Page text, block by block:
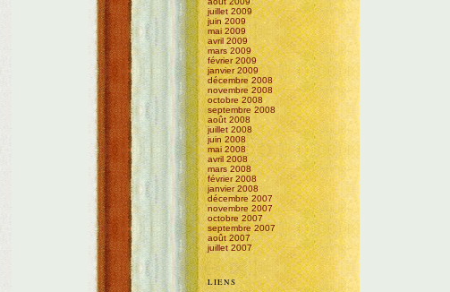
juillet 2009
juin 2009
mai 2009
avril 2009
mars 2009
février 2009
janvier 2009
décembre 2008
novembre 2008
octobre 2008
septembre 2008
août 2008
juillet 2008
juin 2008
mai 2008
avril 2008
mars 2008
février 2008
janvier 2008
décembre 2007
novembre 2007
octobre 2007
septembre 2007
août 2007
juillet 2007
LIENS